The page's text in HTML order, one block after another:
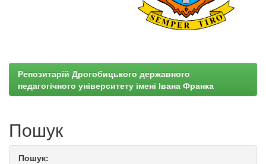
Репозитарій Дрогобицького державного
педагогічного університету імені Івана Франка
Пошук
Пошук: